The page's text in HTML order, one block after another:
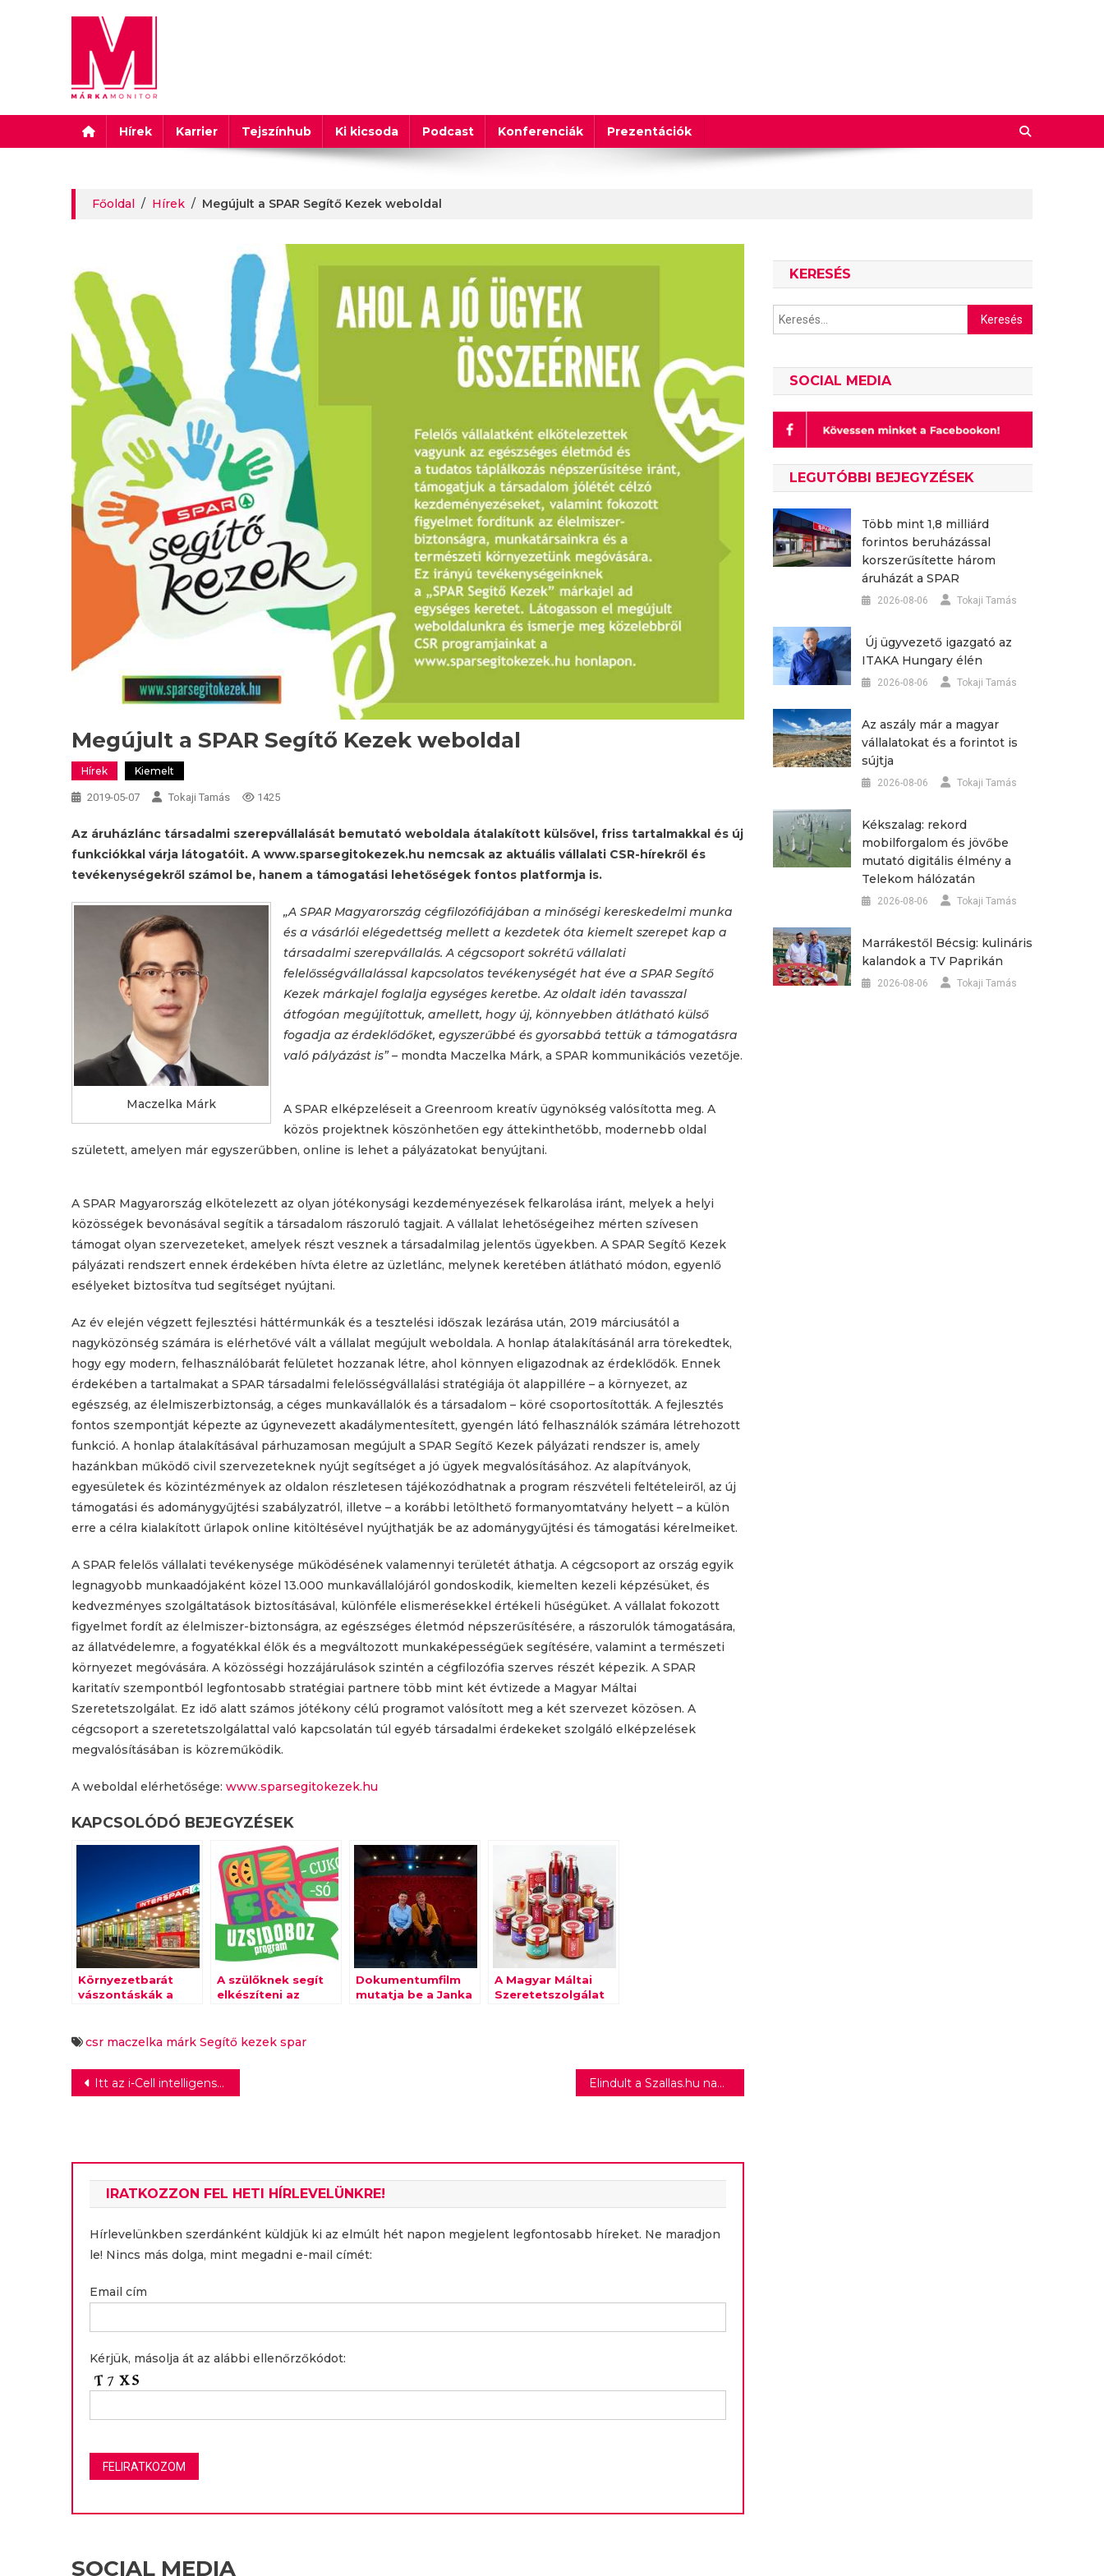
Márkamonitor
Hírek Karrier Tejszínhub Ki kicsoda Podcast Konferenciák Prezentációk
Főoldal / Hírek / Megújult a SPAR Segítő Kezek weboldal
Megújult a SPAR Segítő Kezek weboldal
Hírek Kiemelt
2019-05-07 Tokaji Tamás 1425
Az áruházlánc társadalmi szerepvállalását bemutató weboldala átalakított külsővel, friss tartalmakkal és új
funkciókkal várja látogatóit. A www.sparsegitokezek.hu nemcsak az aktuális vállalati CSR-hírekről és
tevékenységekről számol be, hanem a támogatási lehetőségek fontos platformja is.
Maczelka Márk
„A SPAR Magyarország cégfilozófiájában a minőségi kereskedelmi munka
és a vásárlói elégedettség mellett a kezdetek óta kiemelt szerepet kap a
társadalmi szerepvállalás. A cégcsoport sokrétű vállalati
felelősségvállalással kapcsolatos tevékenységét hat éve a SPAR Segítő
Kezek márkajel foglalja egységes keretbe. Az oldalt idén tavasszal
átfogóan megújítottuk, amellett, hogy új, könnyebben átlátható külső
fogadja az érdeklődőket, egyszerűbbé és gyorsabbá tettük a támogatásra
való pályázást is”– mondta Maczelka Márk, a SPAR kommunikációs vezetője.
A SPAR elképzeléseit a Greenroom kreatív ügynökség valósította meg. A
közös projektnek köszönhetően egy áttekinthetőbb, modernebb oldal
született, amelyen már egyszerűbben, online is lehet a pályázatokat benyújtani.
A SPAR Magyarország elkötelezett az olyan jótékonysági kezdeményezések felkarolása iránt, melyek a helyi
közösségek bevonásával segítik a társadalom rászoruló tagjait. A vállalat lehetőségeihez mérten szívesen
támogat olyan szervezeteket, amelyek részt vesznek a társadalmilag jelentős ügyekben. A SPAR Segítő Kezek
pályázati rendszert ennek érdekében hívta életre az üzletlánc, melynek keretében átlátható módon, egyenlő
esélyeket biztosítva tud segítséget nyújtani.
Az év elején végzett fejlesztési háttérmunkák és a tesztelési időszak lezárása után, 2019 márciusától a
nagyközönség számára is elérhetővé vált a vállalat megújult weboldala. A honlap átalakításánál arra törekedtek,
hogy egy modern, felhasználóbarát felületet hozzanak létre, ahol könnyen eligazodnak az érdeklődők. Ennek
érdekében a tartalmakat a SPAR társadalmi felelősségvállalási stratégiája öt alappillére – a környezet, az
egészség, az élelmiszerbiztonság, a céges munkavállalók és a társadalom – köré csoportosították. A fejlesztés
fontos szempontját képezte az úgynevezett akadálymentesített, gyengén látó felhasználók számára létrehozott
funkció. A honlap átalakításával párhuzamosan megújult a SPAR Segítő Kezek pályázati rendszer is, amely
hazánkban működő civil szervezeteknek nyújt segítséget a jó ügyek megvalósításához. Az alapítványok,
egyesületek és közintézmények az oldalon részletesen tájékozódhatnak a program részvételi feltételeiről, az új
támogatási és adománygyűjtési szabályzatról, illetve – a korábbi letölthető formanyomtatvány helyett – a külön
erre a célra kialakított űrlapok online kitöltésével nyújthatják be az adománygyűjtési és támogatási kérelmeiket.
A SPAR felelős vállalati tevékenysége működésének valamennyi területét áthatja. A cégcsoport az ország egyik
legnagyobb munkaadójaként közel 13.000 munkavállalójáról gondoskodik, kiemelten kezeli képzésüket, és
kedvezményes szolgáltatások biztosításával, különféle elismerésekkel értékeli hűségüket. A vállalat fokozott
figyelmet fordít az élelmiszer-biztonságra, az egészséges életmód népszerűsítésére, a rászorulók támogatására,
az állatvédelemre, a fogyatékkal élők és a megváltozott munkaképességűek segítésére, valamint a természeti
környezet megóvására. A közösségi hozzájárulások szintén a cégfilozófia szerves részét képezik. A SPAR
karitatív szempontból legfontosabb stratégiai partnere több mint két évtizede a Magyar Máltai
Szeretetszolgálat. Ez idő alatt számos jótékony célú programot valósított meg a két szervezet közösen. A
cégcsoport a szeretetszolgálattal való kapcsolatán túl egyéb társadalmi érdekeket szolgáló elképzelések
megvalósításában is közreműködik.
A weboldal elérhetősége: www.sparsegitokezek.hu
KAPCSOLÓDÓ BEJEGYZÉSEK
Környezetbarát
vászontáskák a
javára
A szülőknek segít
elkészíteni az
Dokumentumfilm
mutatja be a Janka
A Magyar Máltai
Szeretetszolgálat
csr maczelka márk Segítő kezek spar
Bejegyzés
Itt az i-Cell intelligens parkolási rendszere Elindult a Szallas.hu nagy nyári kampánya
IRATKOZZON FEL HETI HÍRLEVELÜNKRE!
Hírlevelünkben szerdánként küldjük ki az elmúlt hét napon megjelent legfontosabb híreket. Ne maradjon
le! Nincs más dolga, mint megadni e-mail címét:
Email cím
Kérjük, másolja át az alábbi ellenőrzőkódot:
SOCIAL MEDIA
KERESÉS
Keresés:
SOCIAL MEDIA
LEGUTÓBBI BEJEGYZÉSEK
Több mint 1,8 milliárd
forintos beruházással
korszerűsítette három
áruházát a SPAR
2026-08-06 Tokaji Tamás
Új ügyvezető igazgató az
ITAKA Hungary élén
2026-08-06 Tokaji Tamás
Az aszály már a magyar
vállalatokat és a forintot is
sújtja
2026-08-06 Tokaji Tamás
Kékszalag: rekord
mobilforgalom és jövőbe
mutató digitális élmény a
Telekom hálózatán
2026-08-06 Tokaji Tamás
Marrákestől Bécsig: kulináris
kalandok a TV Paprikán
2026-08-06 Tokaji Tamás